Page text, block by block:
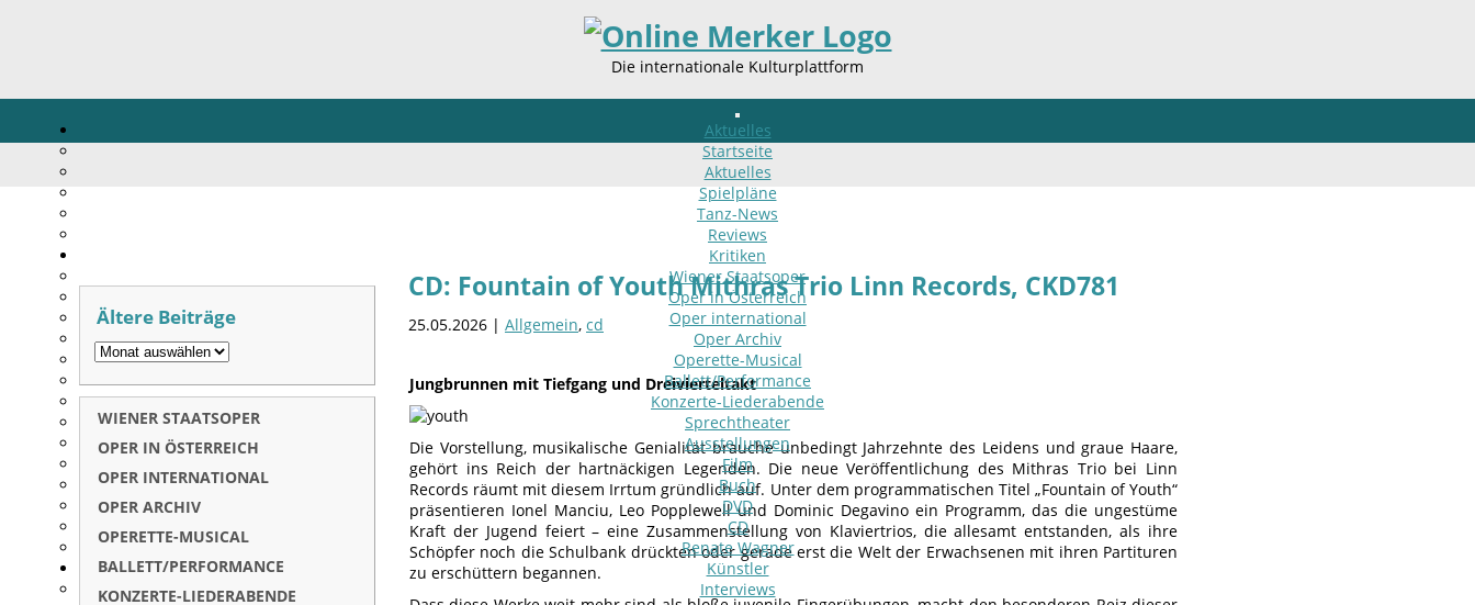
Die internationale Kulturplattform
Aktuelles
Startseite
Aktuelles
Spielpläne
Tanz-News
Reviews
Kritiken
Wiener Staatsoper
Oper in Österreich
Oper international
Oper Archiv
Operette-Musical
Ballett/Performance
Konzerte-Liederabende
Sprechtheater
Ausstellungen
Film
Buch
DVD
CD
Renate Wagner
Künstler
Interviews
CD: Fountain of Youth Mithras Trio Linn Records, CKD781
25.05.2026 | Allgemein, cd
Jungbrunnen mit Tiefgang und Dreivierteltakt
Die Vorstellung, musikalische Genialität brauche unbedingt Jahrzehnte des Leidens und graue Haare,
gehört ins Reich der hartnäckigen Legenden. Die neue Veröffentlichung des Mithras Trio bei Linn
Records räumt mit diesem Irrtum gründlich auf. Unter dem programmatischen Titel „Fountain of Youth“
präsentieren Ionel Manciu, Leo Popplewell und Dominic Degavino ein Programm, das die ungestüme
Kraft der Jugend feiert – eine Zusammenstellung von Klaviertrios, die allesamt entstanden, als ihre
Schöpfer noch die Schulbank drückten oder gerade erst die Welt der Erwachsenen mit ihren Partituren
zu erschüttern begannen.
Ältere Beiträge
WIENER STAATSOPER
OPER IN ÖSTERREICH
OPER INTERNATIONAL
OPER ARCHIV
OPERETTE-MUSICAL
BALLETT/PERFORMANCE
KONZERTE-LIEDERABENDE